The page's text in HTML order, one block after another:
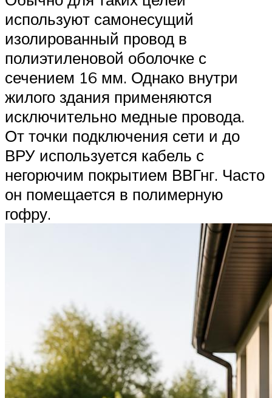
используют самонесущий
изолированный провод в
полиэтиленовой оболочке с
сечением 16 мм. Однако внутри
жилого здания применяются
исключительно медные провода.
От точки подключения сети и до
ВРУ используется кабель с
негорючим покрытием ВВГнг. Часто
он помещается в полимерную
гофру.